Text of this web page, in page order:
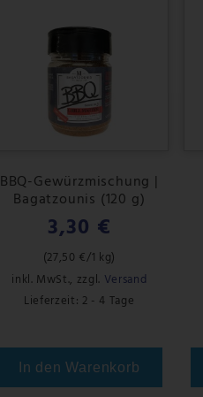
BBQ-Gewürzmischung |
Bagatzounis (120 g)
3,30 €
(27,50 €/1 kg)
inkl. MwSt., zzgl. Versand
Lieferzeit: 2 - 4 Tage
In den Warenkorb